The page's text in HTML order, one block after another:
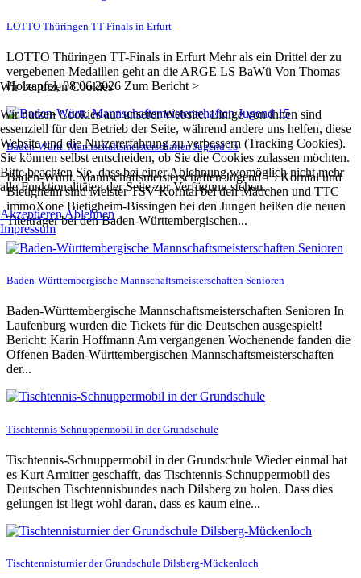
LOTTO Thüringen TT-Finals in Erfurt
LOTTO Thüringen TT-Finals in Erfurt Mehr als ein Drittel der zu
vergebenen Medaillen geht an die ARGE LS BaWü Von Thomas
Holzapfel, 08.06.2026 Zum Bericht >
Baden-Württ. Mannschaftsmeisterschaften Jugend 15
Baden-Württ. Mannschaftsmeisterschaften Jugend 15 Korntal und
Bietigheim sind Meister TSV Korntal bei den Mädchen und TTC
immoXone Bietigheim-Bissingen bei den Jungen heißen die neuen
Titelträger bei den Baden-Württembergischen...
Baden-Württembergische Mannschaftsmeisterschaften Senioren
Baden-Württembergische Mannschaftsmeisterschaften Senioren In
Laufenburg wurden die Tickets für die Deutschen ausgespielt!
Bericht: Karin Hoffmann Am vergangenen Wochenende fanden die
Offenen Baden-Württembergischen Mannschaftsmeisterschaften
der...
Tischtennis-Schnuppermobil in der Grundschule
Tischtennis-Schnuppermobil in der Grundschule Wieder einmal hat
es Kurt Armitter geschafft, das Tischtennis-Schnuppermobil des
Deutschen Tischtennisbundes nach Dilsberg zu holen. Dass dies
gelungen ist liegt wohl daran, dass es kaum eine...
Tischtennisturnier der Grundschule Dilsberg-Mückenloch
Wir benutzen Cookies
Wir nutzen Cookies auf unserer Website. Einige von ihnen sind
essenziell für den Betrieb der Seite, während andere uns helfen, diese
Website und die Nutzererfahrung zu verbessern (Tracking Cookies).
Sie können selbst entscheiden, ob Sie die Cookies zulassen möchten.
Bitte beachten Sie, dass bei einer Ablehnung womöglich nicht mehr
alle Funktionalitäten der Seite zur Verfügung stehen.
Akzeptieren Ablehnen
Impressum